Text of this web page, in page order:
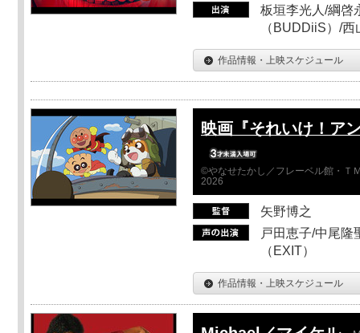
板垣李光人/綱啓
（BUDDiiS）/
作品情報・上映スケジュール
映画『それいけ！ア
©やなせたかし／フレーベル館・Ｔ
2026
矢野博之
戸田恵子/中尾隆
（EXIT）
作品情報・上映スケジュール